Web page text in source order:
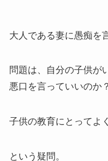
大人である妻に愚痴を
問題は、自分の子供が
悪口を言っていいのか？
子供の教育にとってよ
という疑問。